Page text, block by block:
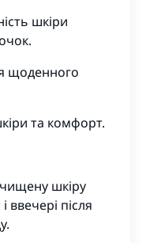
шкіри
щоденного
та комфорт.
шкіру
після